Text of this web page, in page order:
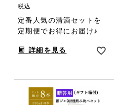
税込
定番人気の清酒セットを
定期便でお得にお届け♪
詳細を見る